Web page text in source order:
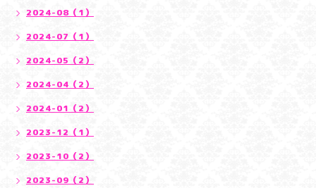
2024-08（1）
2024-07（1）
2024-05（2）
2024-04（2）
2024-01（2）
2023-12（1）
2023-10（2）
2023-09（2）